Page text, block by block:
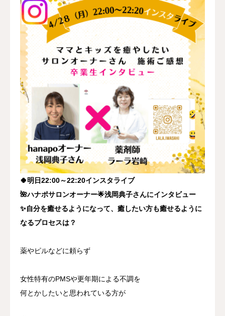
🍀明日22:00～22:20インスタライブ
🌺ハナポサロンオーナー🌟浅岡典子さんにインタビュー
✨自分を癒せるようになって、癒したい方も癒せるように
なるプロセスは？
薬やピルなどに頼らず
女性特有のPMSや更年期による不調を
何とかしたいと思われている方が